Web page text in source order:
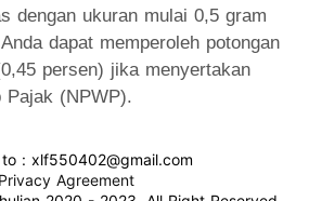
dengan ukuran mulai 0,5 gram
dapat memperoleh potongan
persen) jika menyertakan
Pajak (NPWP).
: xlf550402@gmail.com
Privacy Agreement